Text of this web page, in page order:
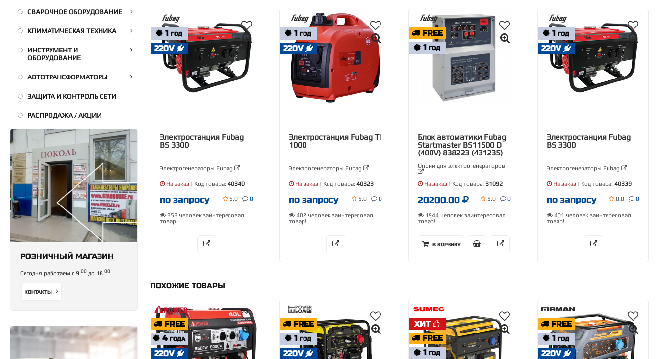
1 ГОД
220V
Электростанция Fubag
BS 3300
Электрогенераторы Fubag
На заказ| Код товара: 40340
по запросу 5.0 0
353 человек заинтересовал
товар!
1 ГОД
220V
Электростанция Fubag TI
1000
Электрогенераторы Fubag
На заказ| Код товара: 40323
по запросу 5.0 0
402 человек заинтересовал
товар!
FREE
1 ГОД
Блок автоматики Fubag
Startmaster BS11500 D
(400V) 838223 (431235)
Опции для электрогенераторов
На заказ| Код товара: 31092
20200.00 5.0 0
1944 человек заинтересовал
товар!
В КОРЗИНУ
1 ГОД
220V
Электростанция Fubag
BS 3300
Электрогенераторы Fubag
На заказ| Код товара: 40339
по запросу 0.0 0
401 человек заинтересовал
товар!
ПОХОЖИЕ ТОВАРЫ
FREE
4 ГОДА
220V
FREE
1 ГОД
220V
ХИТ
FREE
1 ГОД
FREE
1 ГОД
220V
СВАРОЧНОЕ ОБОРУДОВАНИЕ
КЛИМАТИЧЕСКАЯ ТЕХНИКА
ИНСТРУМЕНТ И
ОБОРУДОВАНИЕ
АВТОТРАНСФОРМАТОРЫ
ЗАЩИТА И КОНТРОЛЬ СЕТИ
РАСПРОДАЖА / АКЦИИ
РОЗНИЧНЫЙ МАГАЗИН
Сегодня работаем с 9 00 до 18 00
КОНТАКТЫ